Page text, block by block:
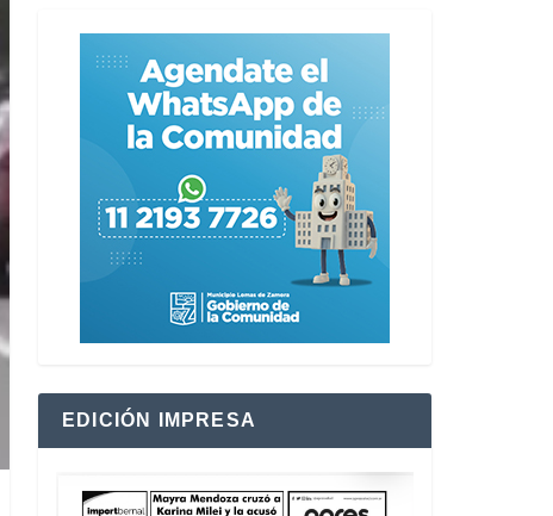
EDICIÓN IMPRESA